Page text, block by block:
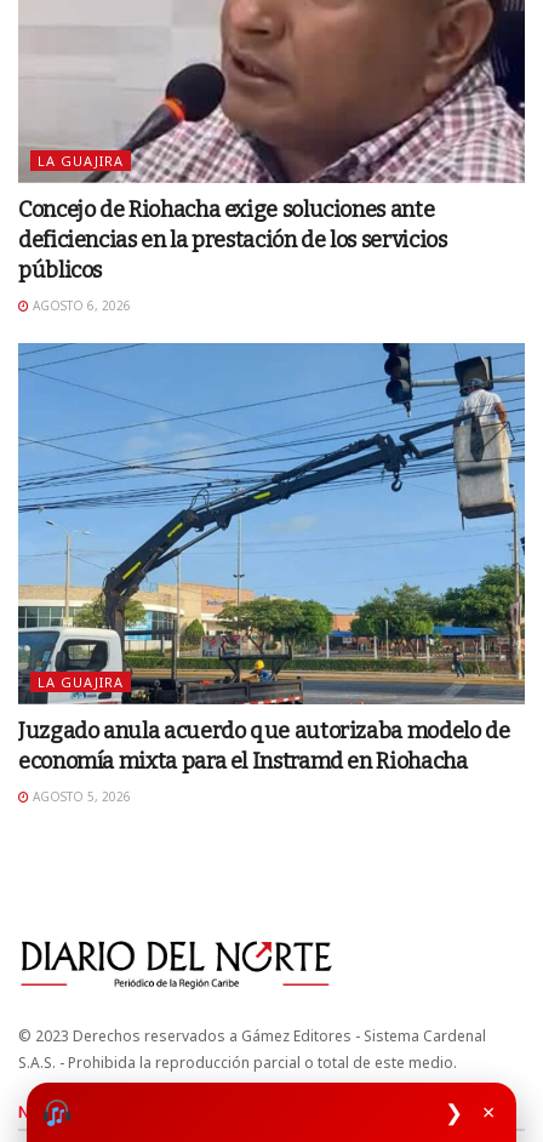
❯ ×
LA GUAJIRA
Concejo de Riohacha exige soluciones ante
deficiencias en la prestación de los servicios
públicos
AGOSTO 6, 2026
LA GUAJIRA
Juzgado anula acuerdo que autorizaba modelo de
economía mixta para el Instramd en Riohacha
AGOSTO 5, 2026
© 2023 Derechos reservados a Gámez Editores - Sistema Cardenal
S.A.S. - Prohibida la reproducción parcial o total de este medio.
Nuestros sitios